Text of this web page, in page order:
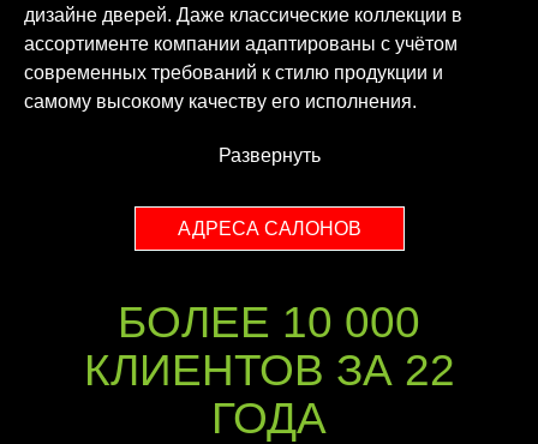
дизайне дверей. Даже классические коллекции в
ассортименте компании адаптированы с учётом
современных требований к стилю продукции и
самому высокому качеству его исполнения.
Развернуть
АДРЕСА САЛОНОВ
БОЛЕЕ 10 000
КЛИЕНТОВ ЗА 22
ГОДА